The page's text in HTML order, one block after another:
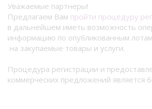
Уважаемые партнеры!
Предлагаем Вам пройти процедуру
в дальнейшем иметь возможность
информацию по опубликованным
на закупаемые товары и услуги.
Процедура регистрации и
коммерческих предложений является